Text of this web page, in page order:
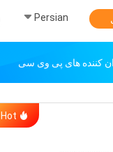
Persian
کننده های پی وی سی
Hot